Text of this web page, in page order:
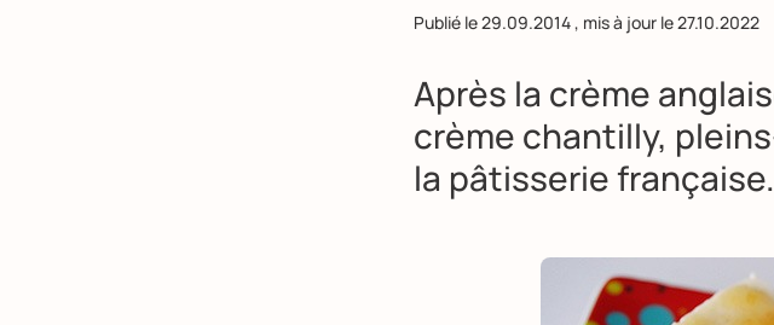
Publié le29.09.2014, mis à jour le27.10.2022
Après la crème
crème chantilly,
la pâtisserie française.